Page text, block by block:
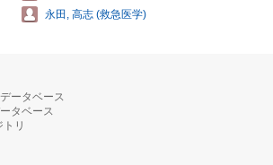
永田, 高志 (救急医学)
ータベース
タベース
リ